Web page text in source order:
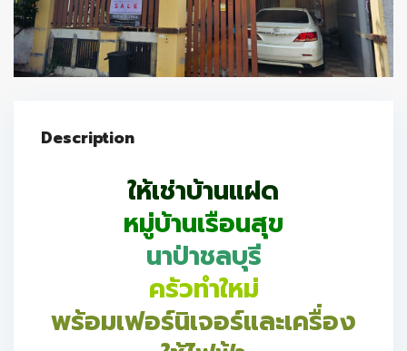
Description
ให้เช่าบ้านแฝด
หมู่บ้านเรือนสุข
นาป่าชลบุรี
ครัวทำใหม่
พร้อมเฟอร์นิเจอร์และเครื่อง